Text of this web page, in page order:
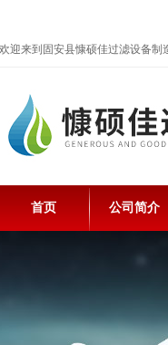
欢迎来到固安县慷硕佳过滤设备制
首页 公司简介